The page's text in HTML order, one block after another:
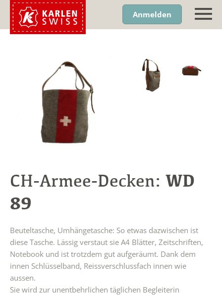
Anmelden
CH-Armee-Decken: WD
89
Beuteltasche, Umhängetasche: So etwas dazwischen ist
diese Tasche. Lässig verstaut sie A4 Blätter, Zeitschriften,
Notebook und ist trotzdem gut aufgeräumt. Dank dem
innen Schlüsselband, Reissverschlussfach innen wie
aussen.
Sie wird zur unentbehrlichen täglichen Begleiterin